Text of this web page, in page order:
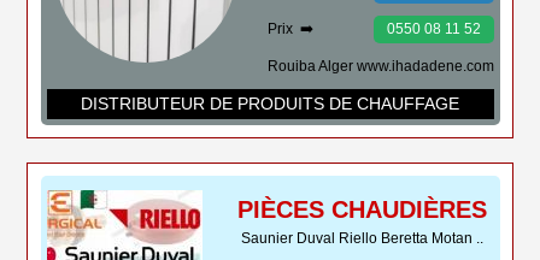
Prix ➡️ 0550 08 11 52
Rouiba Alger www.ihadadene.com
DISTRIBUTEUR DE PRODUITS DE CHAUFFAGE
PIÈCES CHAUDIÈRES
Saunier Duval Riello Beretta Motan ..